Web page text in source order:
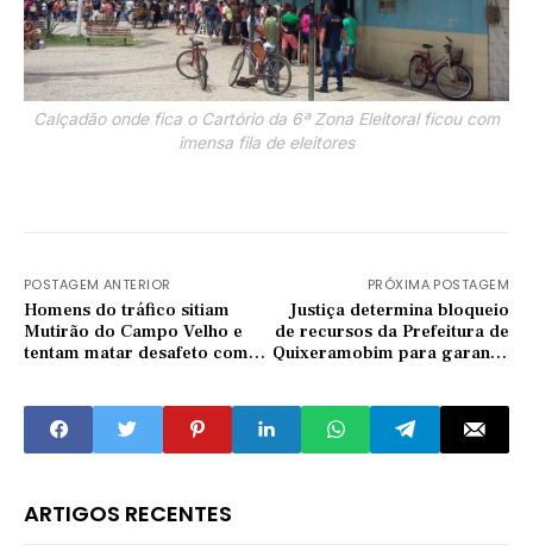
Calçadão onde fica o Cartório da 6ª Zona Eleitoral ficou com
imensa fila de eleitores
POSTAGEM ANTERIOR
Homens do tráfico sitiam
Mutirão do Campo Velho e
tentam matar desafeto com
PRÓXIMA POSTAGEM
Justiça determina bloqueio
de recursos da Prefeitura de
Quixeramobim para garantir
ARTIGOS RECENTES